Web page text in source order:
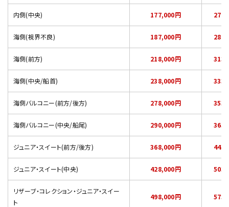
内側(中央) 177,000円
海側(視界不良) 187,000円
海側(前方) 218,000円
海側(中央/船首) 238,000円
海側バルコニー(前方/後方) 278,000円
海側バルコニー(中央/船尾) 290,000円
ジュニア・スイート(前方/後方) 368,000円
ジュニア・スイート(中央) 428,000円
リザーブ・コレクション・ジュニア・スイー
ト
498,000円